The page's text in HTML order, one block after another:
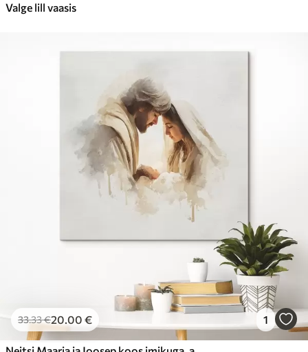
Valge lill vaasis
33.33€20.00 € 1